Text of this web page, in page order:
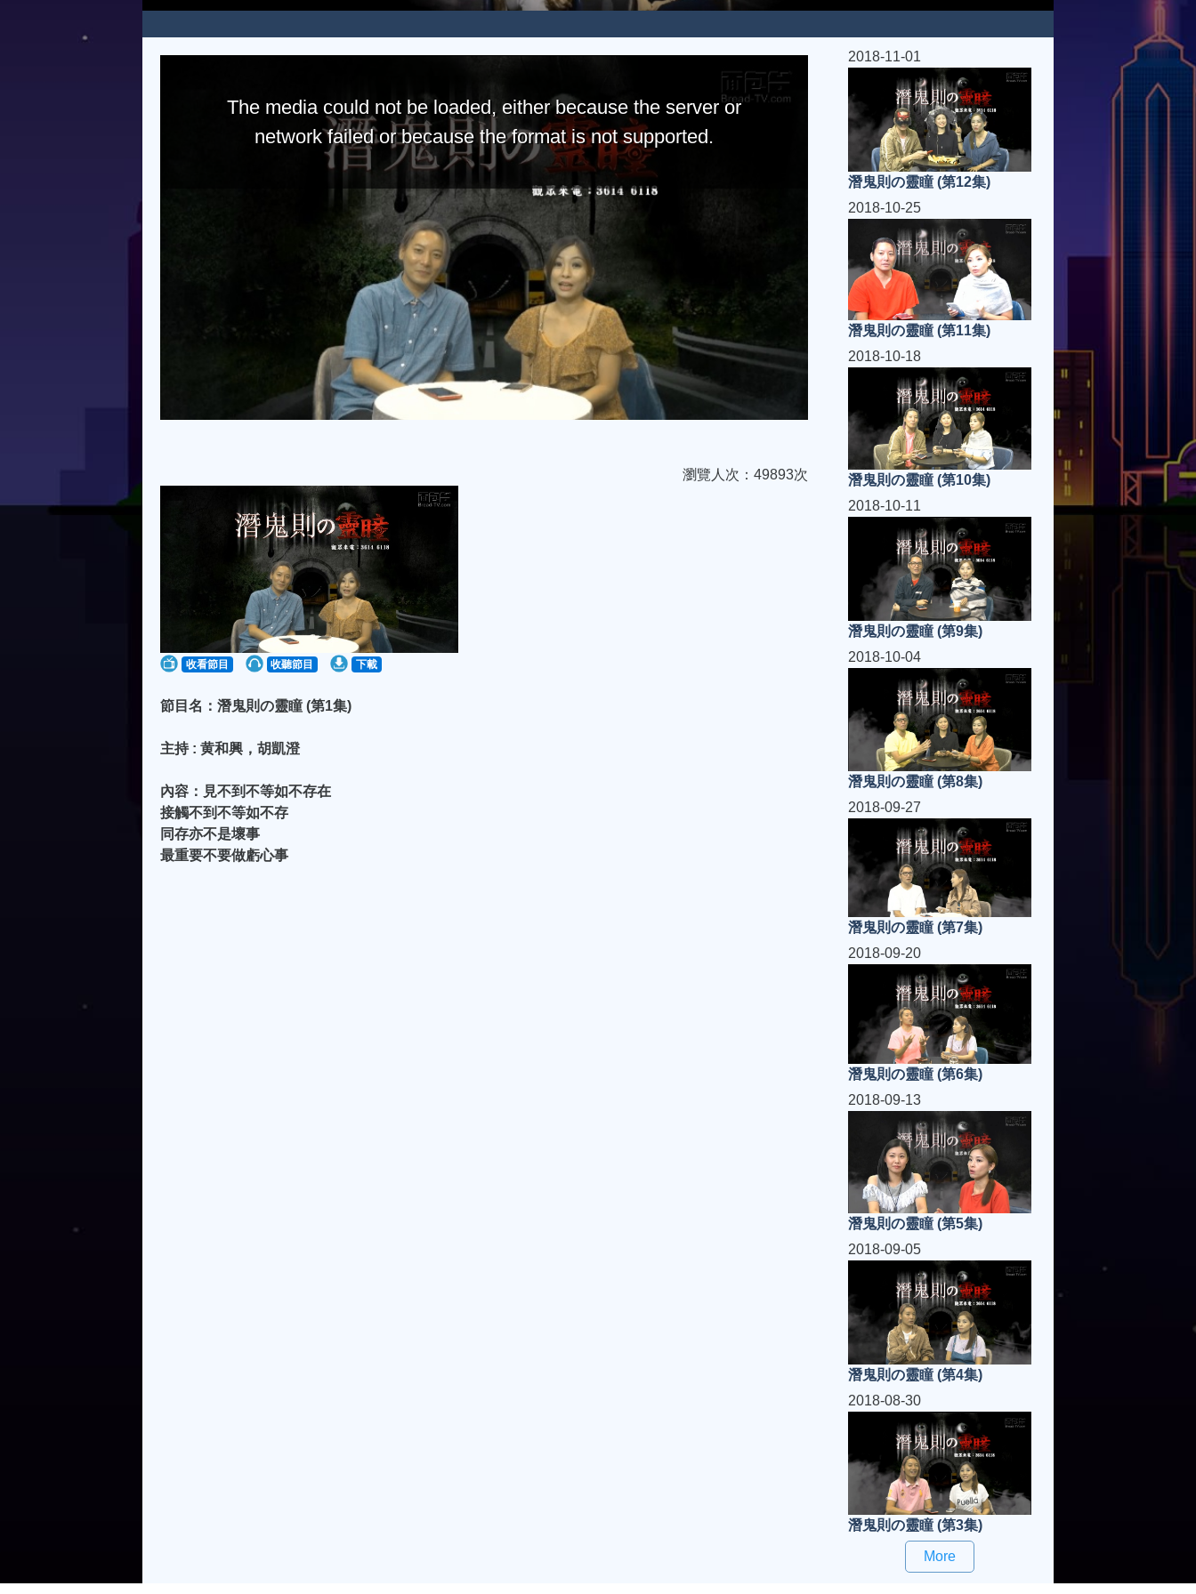
The media could not be loaded, either because the server or
network failed or because the format is not supported.
瀏覽人次：49893次
收看節目 收聽節目 下載
節目名：潛鬼則の靈瞳 (第1集)
主持 : 黄和興，胡凱澄
內容：見不到不等如不存在
接觸不到不等如不存
同存亦不是壞事
最重要不要做虧心事
2018-11-01
潛鬼則の靈瞳 (第12集)
2018-10-25
潛鬼則の靈瞳 (第11集)
2018-10-18
潛鬼則の靈瞳 (第10集)
2018-10-11
潛鬼則の靈瞳 (第9集)
2018-10-04
潛鬼則の靈瞳 (第8集)
2018-09-27
潛鬼則の靈瞳 (第7集)
2018-09-20
潛鬼則の靈瞳 (第6集)
2018-09-13
潛鬼則の靈瞳 (第5集)
2018-09-05
潛鬼則の靈瞳 (第4集)
2018-08-30
潛鬼則の靈瞳 (第3集)
More